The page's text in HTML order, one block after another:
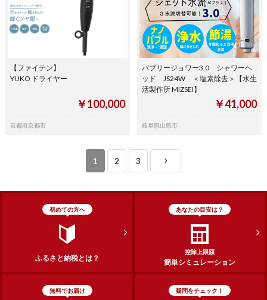
【ファイテン】
YUKO ドライヤー
￥100,000
京都府京都市
バブリージョワー3.0 シャワーヘ
ッド JS24W ＜塩素除去＞【水生
活製作所 MIZSEI】
￥41,000
岐阜県山県市
1 2 3
初めての方へ
ふるさと納税とは？
あなたの目安は？
控除上限額
簡単シミュレーション
無料でお届け 疑問をチェック！